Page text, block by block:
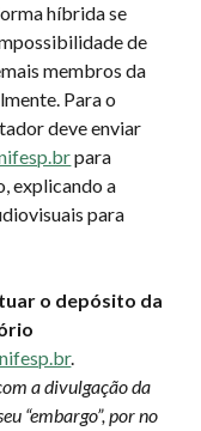
híbrida se
de
membros da
Para o
deve enviar
para
explicando a
para
o depósito da
.
a divulgação da
“embargo”, por no